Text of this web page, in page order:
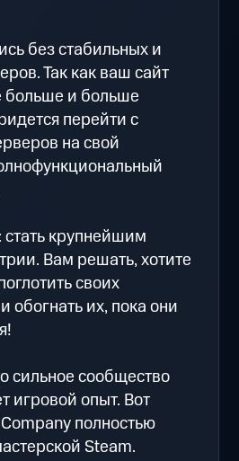
без стабильных и
Так как ваш сайт
больше и больше
перейти с
на свой
крупнейшим
Вам решать, хотите
своих
обогнать их, пока они
сильное сообщество
игровой опыт. Вот
полностью
Steam.